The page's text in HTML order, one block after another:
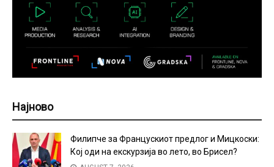
Најново
Филипче за Францускиот предлог и Мицкоски:
Кој оди на екскурзија во лето, во Брисел?